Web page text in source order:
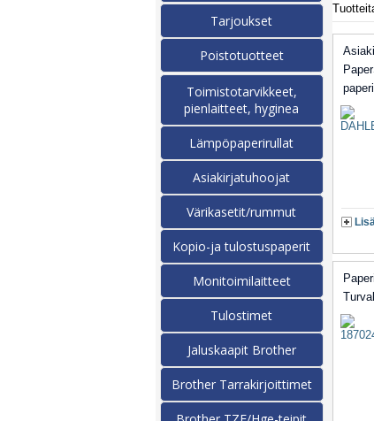
Tarjoukset
Poistotuotteet
Toimistotarvikkeet,
pienlaitteet, hyginea
Lämpöpaperirullat
Asiakirjatuhoojat
Värikasetit/rummut
Kopio-ja tulostuspaperit
Monitoimilaitteet
Tulostimet
Jaluskaapit Brother
Brother Tarrakirjoittimet